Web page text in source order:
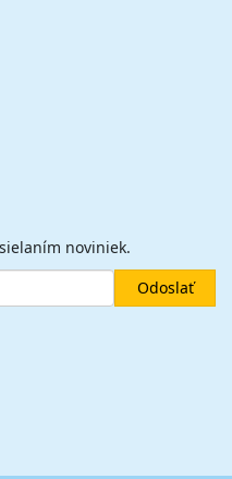
noviniek.